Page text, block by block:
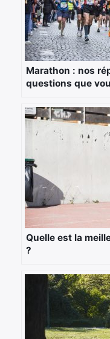
Marathon : nos
questions que
Quelle est la
?